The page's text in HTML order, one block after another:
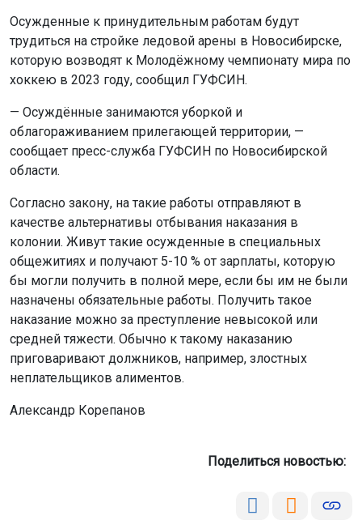
Осужденные к принудительным работам будут
трудиться на стройке ледовой арены в Новосибирске,
которую возводят к Молодёжному чемпионату мира по
хоккею в 2023 году, сообщил ГУФСИН.
— Осуждённые занимаются уборкой и
облагораживанием прилегающей территории, —
сообщает пресс-служба ГУФСИН по Новосибирской
области.
Согласно закону, на такие работы отправляют в
качестве альтернативы отбывания наказания в
колонии. Живут такие осужденные в специальных
общежитиях и получают 5-10 % от зарплаты, которую
бы могли получить в полной мере, если бы им не были
назначены обязательные работы. Получить такое
наказание можно за преступление невысокой или
средней тяжести. Обычно к такому наказанию
приговаривают должников, например, злостных
неплательщиков алиментов.
Александр Корепанов
Поделиться новостью: